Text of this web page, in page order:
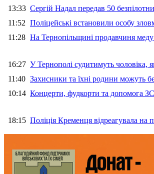
13:33 Сергій Надал передав 50
11:52 Поліцейські встановили особу
11:28 На Тернопільщині продавчиня
16:27 У Тернополі судитимуть чоловіка,
11:40 Захисники та їхні родини можуть
10:14 Концерти, фудкорти та допомога
18:15 Поліція Кременця відреагувала на